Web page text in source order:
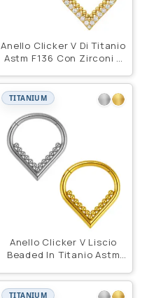
Anello Clicker V Di Titanio
Astm F136 Con Zirconi E
TITANIUM
Anello Clicker V Liscio
Beaded In Titanio Astm
TITANIUM